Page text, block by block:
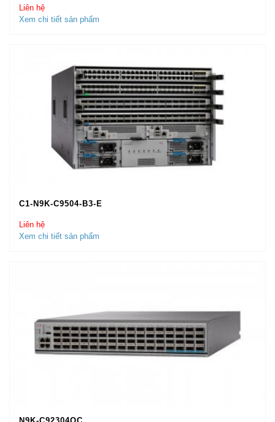
Liên hệ
Xem chi tiết sản phẩm
C1-N9K-C9504-B3-E
Liên hệ
Xem chi tiết sản phẩm